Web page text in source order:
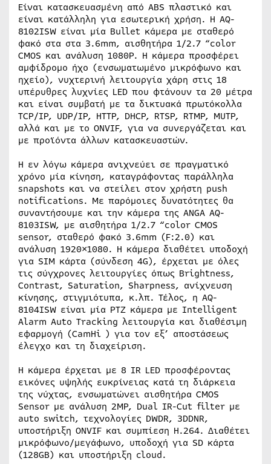
Είναι κατασκευασμένη από ABS πλαστικό και
είναι κατάλληλη για εσωτερική χρήση. Η AQ-
8102ISW είναι μία Bullet κάμερα με σταθερό
φακό στα στα 3.6mm, αισθητήρα 1/2.7 “color
CMOS και ανάλυση 1080P. Η κάμερα προσφέρει
αμφίδρομο ήχο (ενσωματωμένο μικρόφωνο και
ηχείο), νυχτερινή λειτουργία χάρη στις 18
υπέρυθρες λυχνίες LED που φτάνουν τα 20 μέτρα
και είναι συμβατή με τα δικτυακά πρωτόκολλα
TCP/IP, UDP/IP, HTTP, DHCP, RTSP, RTMP, MUTP,
αλλά και με το ONVIF, για να συνεργάζεται και
με προϊόντα άλλων κατασκευαστών.
Η εν λόγω κάμερα ανιχνεύει σε πραγματικό
χρόνο μία κίνηση, καταγράφοντας παράλληλα
snapshots και να στείλει στον χρήστη push
notifications. Με παρόμοιες δυνατότητες θα
συναντήσουμε και την κάμερα της ANGA AQ-
8103ISW, με αισθητήρα 1/2.7 “color CMOS
sensor, σταθερό φακό 3.6mm (F:2.0) και
ανάλυση 1920×1080. Η κάμερα διαθέτει υποδοχή
για SIM κάρτα (σύνδεση 4G), έρχεται με όλες
τις σύγχρονες λειτουργίες όπως Brightness,
Contrast, Saturation, Sharpness, ανίχνευση
κίνησης, στιγμιότυπα, κ.λπ. Τέλος, η AQ-
8104ISW είναι μία PTZ κάμερα με Intelligent
Alarm Auto Tracking λειτουργία και διαθέσιμη
εφαρμογή (CamHi ) για τον εξ’ αποστάσεως
έλεγχο και τη διαχείριση.
Η κάμερα έρχεται με 8 IR LED προσφέροντας
εικόνες υψηλής ευκρίνειας κατά τη διάρκεια
της νύχτας, ενσωματώνει αισθητήρα CMOS
Sensor με ανάλυση 2MP, Dual IR-Cut filter με
auto switch, τεχνολογίες DWDR, 3DDNR,
υποστήριξη ONVIF και συμπίεση Η.264. Διαθέτει
μικρόφωνο/μεγάφωνο, υποδοχή για SD κάρτα
(128GB) και υποστήριξη cloud.